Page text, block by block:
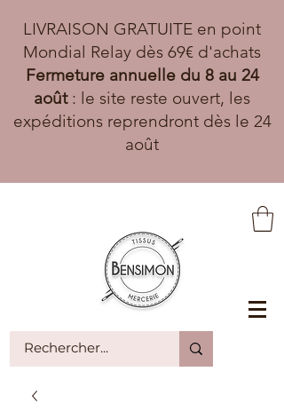
LIVRAISON GRATUITE en point
Mondial Relay dès 69€ d'achats
Fermeture annuelle du 8 au 24
août: le site reste ouvert, les
expéditions reprendront dès le 24
août